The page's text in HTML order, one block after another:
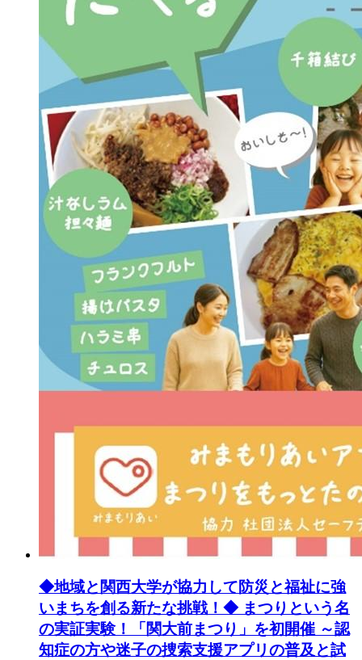
◆地域と関西大学が協力して防災と福祉に強
いまちを創る新たな挑戦！◆ まつりという名
の実証実験！「関大前まつり」を初開催 ～認
知症の方や迷子の捜索支援アプリの普及と試